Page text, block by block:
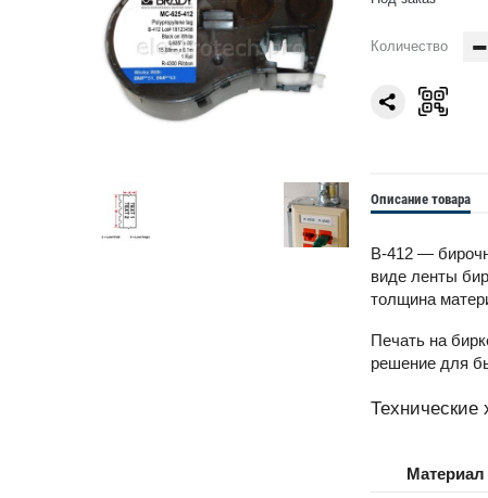
Количество -
Описание товара
B-412 —
виде ленты
толщина
Печать на
решение для
Технические
Материал